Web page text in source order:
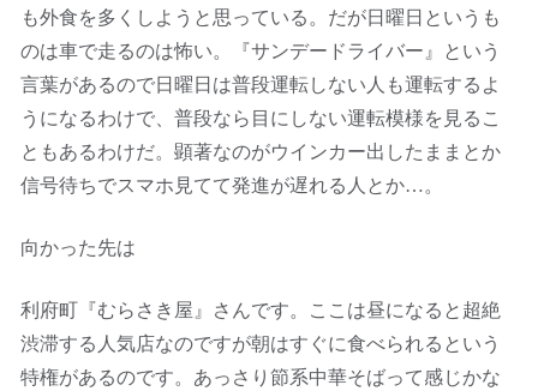
も外食を多くしようと思っている。だが日曜日というも
のは車で走るのは怖い。『サンデードライバー』という
言葉があるので日曜日は普段運転しない人も運転するよ
うになるわけで、普段なら目にしない運転模様を見るこ
ともあるわけだ。顕著なのがウインカー出したままとか
信号待ちでスマホ見てて発進が遅れる人とか…。
向かった先は
利府町『むらさき屋』さんです。ここは昼になると超絶
渋滞する人気店なのですが朝はすぐに食べられるという
特権があるのです。あっさり節系中華そばって感じかな